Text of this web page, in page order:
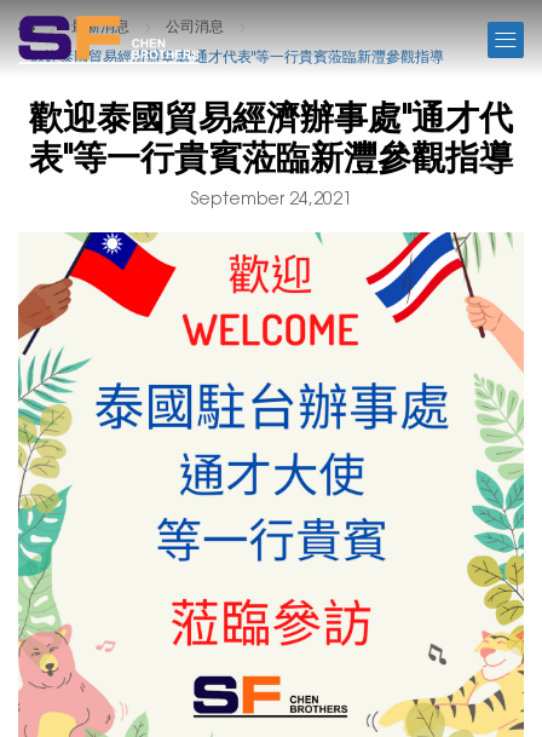
最新消息
公司消息
歡迎泰國貿易經濟辦事處"通才代表"等一行貴賓蒞臨新灃參觀指導
歡迎泰國貿易經濟辦事處"通才代
表"等一行貴賓蒞臨新灃參觀指導
September 24,2021